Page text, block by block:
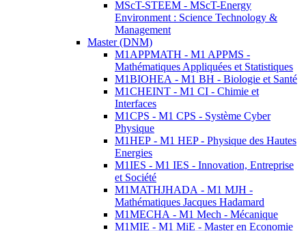
MScT-STEEM - MScT-Energy
Environment : Science Technology &
Management
Master (DNM)
M1APPMATH - M1 APPMS -
Mathématiques Appliquées et Statistiques
M1BIOHEA - M1 BH - Biologie et Santé
M1CHEINT - M1 CI - Chimie et
Interfaces
M1CPS - M1 CPS - Système Cyber
Physique
M1HEP - M1 HEP - Physique des Hautes
Energies
M1IES - M1 IES - Innovation, Entreprise
et Société
M1MATHJHADA - M1 MJH -
Mathématiques Jacques Hadamard
M1MECHA - M1 Mech - Mécanique
M1MIE - M1 MiE - Master en Economie